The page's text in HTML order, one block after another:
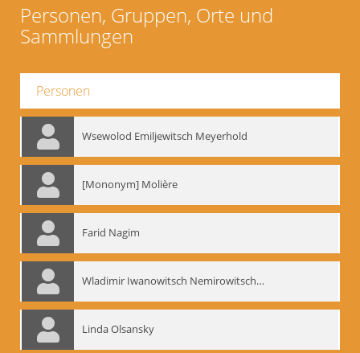
Personen, Gruppen, Orte und
Sammlungen
Personen
Wsewolod Emiljewitsch Meyerhold
[Mononym] Molière
Farid Nagim
Wladimir Iwanowitsch Nemirowitsch-Dantschenko
Linda Olsansky